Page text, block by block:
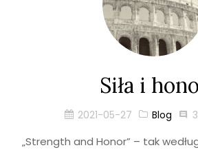
Siła i
2021-05-27 Blog 3
„Strength and Honor” – tak